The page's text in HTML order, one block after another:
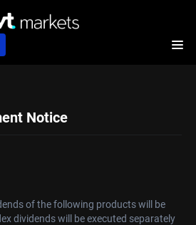
Notice
of the following products will be
dividends will be executed separately